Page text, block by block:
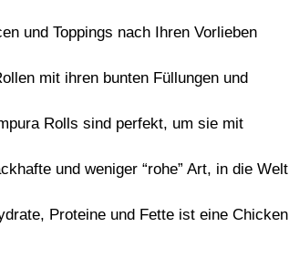
und Toppings nach Ihren Vorlieben
mit ihren bunten Füllungen und
Rolls sind perfekt, um sie mit
und weniger “rohe” Art, in die Welt
Proteine und Fette ist eine Chicken